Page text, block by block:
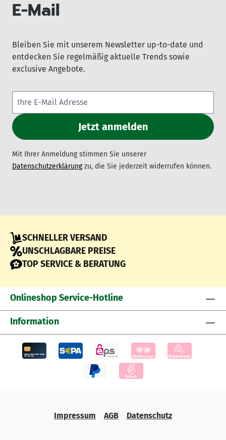
E-Mail
Bleiben Sie mit unserem Newsletter up-to-date und
entdecken Sie regelmäßig aktuelle Trends sowie
exclusive Angebote.
Mit Ihrer Anmeldung stimmen Sie unserer
Datenschutzerklärungzu, die Sie jederzeit widerrufen können.
SCHNELLER VERSAND
UNSCHLAGBARE PREISE
TOP SERVICE & BERATUNG
Onlineshop Service-Hotline
Information
Impressum AGB Datenschutz